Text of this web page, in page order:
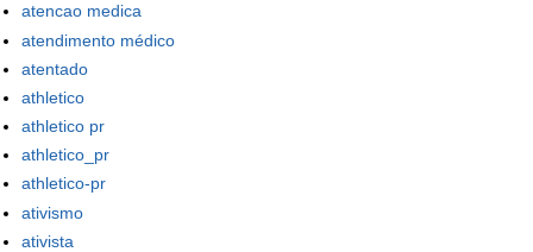
atencao medica
atendimento médico
atentado
athletico
athletico pr
athletico_pr
athletico-pr
ativismo
ativista